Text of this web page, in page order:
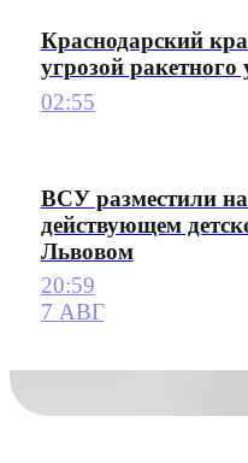
Краснодарский
угрозой ракетного
02:55
ВСУ разместили
действующем
Львовом
20:59
7 АВГ